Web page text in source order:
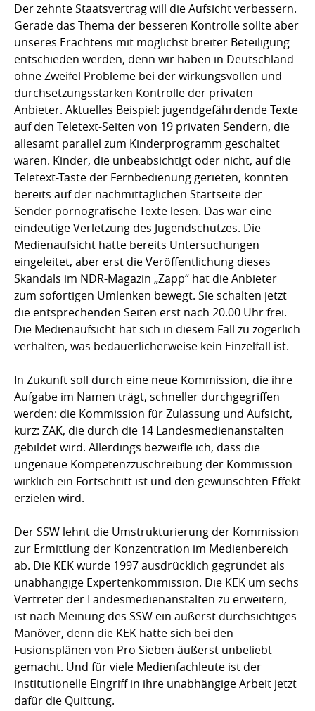
Der zehnte Staatsvertrag will die Aufsicht verbessern.
Gerade das Thema der besseren Kontrolle sollte aber
unseres Erachtens mit möglichst breiter Beteiligung
entschieden werden, denn wir haben in Deutschland
ohne Zweifel Probleme bei der wirkungsvollen und
durchsetzungsstarken Kontrolle der privaten
Anbieter. Aktuelles Beispiel: jugendgefährdende Texte
auf den Teletext-Seiten von 19 privaten Sendern, die
allesamt parallel zum Kinderprogramm geschaltet
waren. Kinder, die unbeabsichtigt oder nicht, auf die
Teletext-Taste der Fernbedienung gerieten, konnten
bereits auf der nachmittäglichen Startseite der
Sender pornografische Texte lesen. Das war eine
eindeutige Verletzung des Jugendschutzes. Die
Medienaufsicht hatte bereits Untersuchungen
eingeleitet, aber erst die Veröffentlichung dieses
Skandals im NDR-Magazin „Zapp“ hat die Anbieter
zum sofortigen Umlenken bewegt. Sie schalten jetzt
die entsprechenden Seiten erst nach 20.00 Uhr frei.
Die Medienaufsicht hat sich in diesem Fall zu zögerlich
verhalten, was bedauerlicherweise kein Einzelfall ist.
In Zukunft soll durch eine neue Kommission, die ihre
Aufgabe im Namen trägt, schneller durchgegriffen
werden: die Kommission für Zulassung und Aufsicht,
kurz: ZAK, die durch die 14 Landesmedienanstalten
gebildet wird. Allerdings bezweifle ich, dass die
ungenaue Kompetenzzuschreibung der Kommission
wirklich ein Fortschritt ist und den gewünschten Effekt
erzielen wird.
Der SSW lehnt die Umstrukturierung der Kommission
zur Ermittlung der Konzentration im Medienbereich
ab. Die KEK wurde 1997 ausdrücklich gegründet als
unabhängige Expertenkommission. Die KEK um sechs
Vertreter der Landesmedienanstalten zu erweitern,
ist nach Meinung des SSW ein äußerst durchsichtiges
Manöver, denn die KEK hatte sich bei den
Fusionsplänen von Pro Sieben äußerst unbeliebt
gemacht. Und für viele Medienfachleute ist der
institutionelle Eingriff in ihre unabhängige Arbeit jetzt
dafür die Quittung.